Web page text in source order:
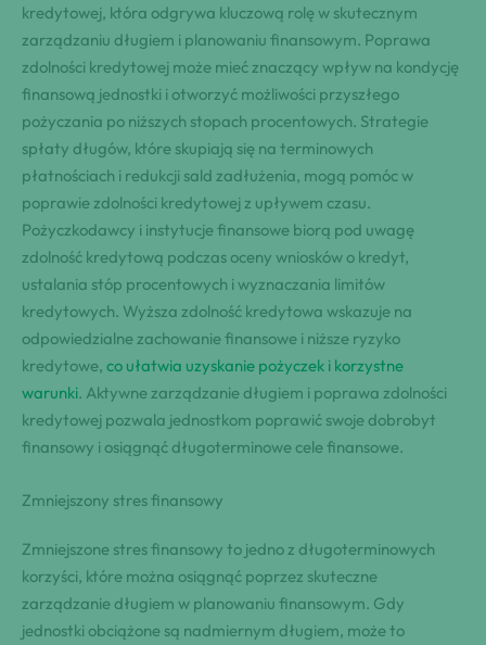
kredytowej, która odgrywa kluczową rolę w skutecznym
zarządzaniu długiem i planowaniu finansowym. Poprawa
zdolności kredytowej może mieć znaczący wpływ na kondycję
finansową jednostki i otworzyć możliwości przyszłego
pożyczania po niższych stopach procentowych. Strategie
spłaty długów, które skupiają się na terminowych
płatnościach i redukcji sald zadłużenia, mogą pomóc w
poprawie zdolności kredytowej z upływem czasu.
Pożyczkodawcy i instytucje finansowe biorą pod uwagę
zdolność kredytową podczas oceny wniosków o kredyt,
ustalania stóp procentowych i wyznaczania limitów
kredytowych. Wyższa zdolność kredytowa wskazuje na
odpowiedzialne zachowanie finansowe i niższe ryzyko
kredytowe, co ułatwia uzyskanie pożyczek i korzystne
warunki. Aktywne zarządzanie długiem i poprawa zdolności
kredytowej pozwala jednostkom poprawić swoje dobrobyt
finansowy i osiągnąć długoterminowe cele finansowe.
Zmniejszony stres finansowy
Zmniejszone stres finansowy to jedno z długoterminowych
korzyści, które można osiągnąć poprzez skuteczne
zarządzanie długiem w planowaniu finansowym. Gdy
jednostki obciążone są nadmiernym długiem, może to